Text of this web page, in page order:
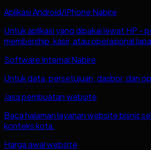
Aplikasi Android/iPhone Nabire
Untuk aplikasi yang dipakai lewat HP -
membership, kasir, atau operasional
Software Internal Nabire
Untuk data, persetujuan, dasbor, dan
Jasa pembuatan website
Baca halaman layanan website bisnis
konteks kota.
Harga awal website